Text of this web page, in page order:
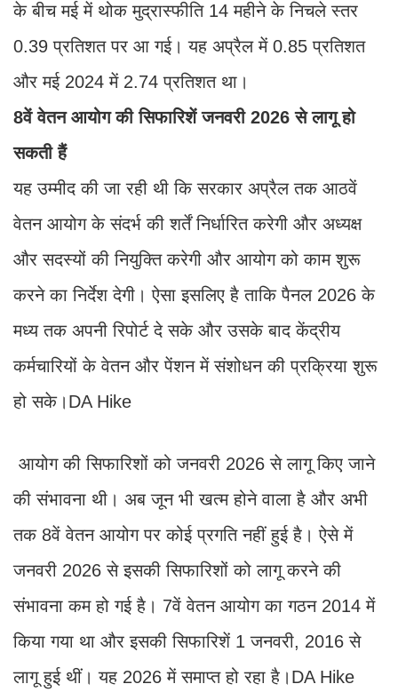
के बीच मई में थोक मुद्रास्फीति 14 महीने के निचले स्तर
0.39 प्रतिशत पर आ गई। यह अप्रैल में 0.85 प्रतिशत
और मई 2024 में 2.74 प्रतिशत था।
8वें वेतन आयोग की सिफारिशें जनवरी 2026 से लागू हो
सकती हैं
यह उम्मीद की जा रही थी कि सरकार अप्रैल तक आठवें
वेतन आयोग के संदर्भ की शर्तें निर्धारित करेगी और अध्यक्ष
और सदस्यों की नियुक्ति करेगी और आयोग को काम शुरू
करने का निर्देश देगी। ऐसा इसलिए है ताकि पैनल 2026 के
मध्य तक अपनी रिपोर्ट दे सके और उसके बाद केंद्रीय
कर्मचारियों के वेतन और पेंशन में संशोधन की प्रक्रिया शुरू
हो सके।DA Hike
आयोग की सिफारिशों को जनवरी 2026 से लागू किए जाने
की संभावना थी। अब जून भी खत्म होने वाला है और अभी
तक 8वें वेतन आयोग पर कोई प्रगति नहीं हुई है। ऐसे में
जनवरी 2026 से इसकी सिफारिशों को लागू करने की
संभावना कम हो गई है। 7वें वेतन आयोग का गठन 2014 में
किया गया था और इसकी सिफारिशें 1 जनवरी, 2016 से
लागू हुई थीं। यह 2026 में समाप्त हो रहा है।DA Hike